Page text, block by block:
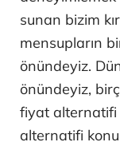
sunan bizim
mensupların
önündeyiz.
önündeyiz,
fiyat alternatifi
alternatifi